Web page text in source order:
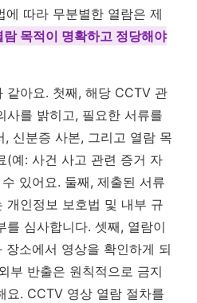
에 따라 무분별한 열람은 제
람 목적이 명확하고 정당해야
같아요. 첫째, 해당 CCTV 관
사를 밝히고, 필요한 서류를
, 신분증 사본, 그리고 열람 목
(예: 사건 사고 관련 증거 자
있어요. 둘째, 제출된 서류
개인정보 보호법 및 내부 규
를 심사합니다. 셋째, 열람이
장소에서 영상을 확인하게 되
부 반출은 원칙적으로 금지
요. CCTV 영상 열람 절차를